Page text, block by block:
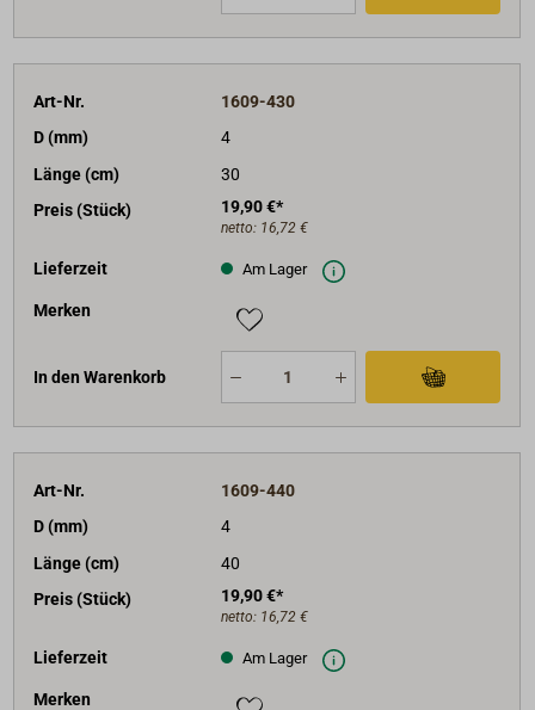
Art-Nr.
1609-430
D (mm)
4
Länge (cm)
30
Preis (Stück)
19,90 €*
netto: 16,72 €
Lieferzeit Am Lager
Merken
In den Warenkorb
Art-Nr.
1609-440
D (mm)
4
Länge (cm)
40
Preis (Stück)
19,90 €*
netto: 16,72 €
Lieferzeit Am Lager
Merken